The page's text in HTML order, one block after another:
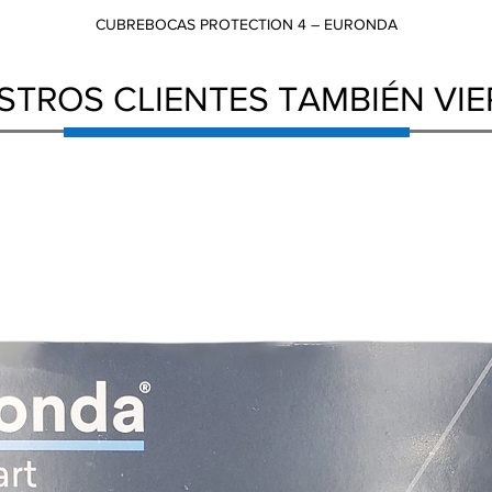
Vista rápida
CUBREBOCAS PROTECTION 4 – EURONDA
CLIENTES TAMBIÉN